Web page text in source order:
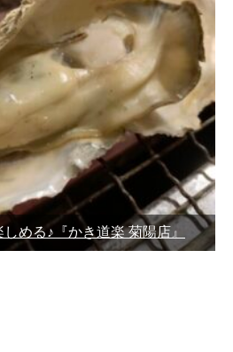
める♪『かき道楽 菊陽店』